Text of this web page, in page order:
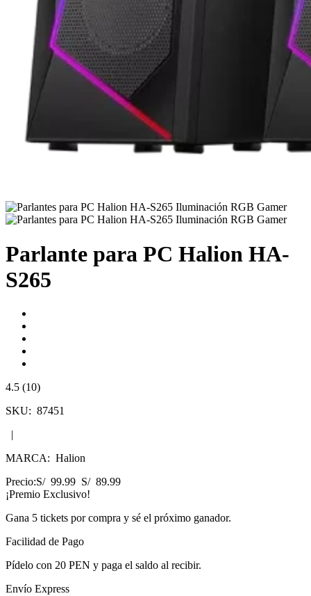
Parlante para PC Halion HA-
S265
4.5 (10)
SKU: 87451
|
MARCA: Halion
Precio:S/ 99.99 S/ 89.99
¡Premio Exclusivo!
Gana 5 tickets por compra y sé el próximo ganador.
Facilidad de Pago
Pídelo con 20 PEN y paga el saldo al recibir.
Envío Express